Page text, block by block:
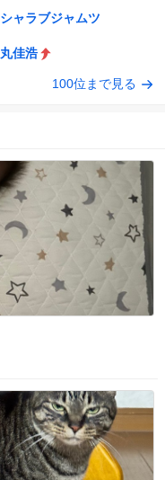
シャラブジャムツ
丸佳浩
100位まで見る